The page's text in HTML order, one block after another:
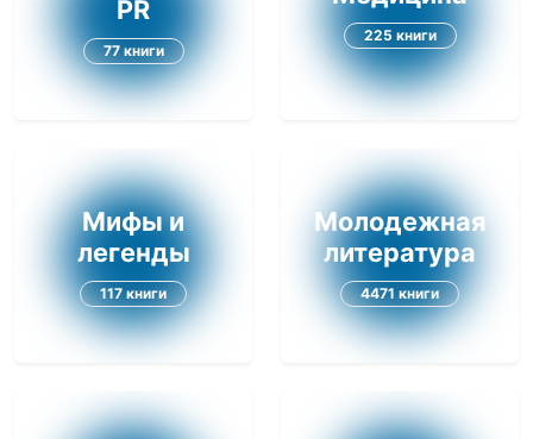
PR
77 книги
225 книги
Мифы и
легенды
117 книги
Молодежная
литература
4471 книги